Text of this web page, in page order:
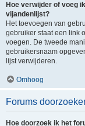
Hoe verwijder of voeg
vijandenlijst?
Het toevoegen van
gebruiker staat een link
voegen. De tweede
gebruikersnaam
lijst verwijderen.
Omhoog
Forums
Hoe doorzoek ik het